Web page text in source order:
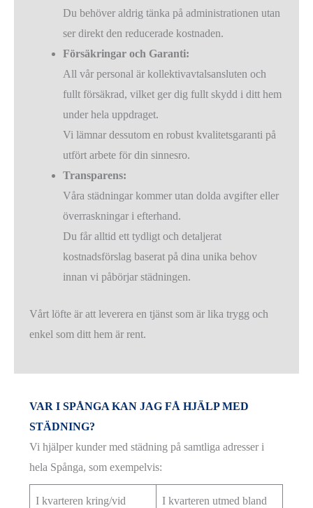
Du behöver aldrig tänka på administrationen utan
ser direkt den reducerade kostnaden.
Försäkringar och Garanti:
All vår personal är kollektivavtalsansluten och
fullt försäkrad, vilket ger dig fullt skydd i ditt hem
under hela uppdraget.
Vi lämnar dessutom en robust kvalitetsgaranti på
utfört arbete för din sinnesro.
Transparens:
Våra städningar kommer utan dolda avgifter eller
överraskningar i efterhand.
Du får alltid ett tydligt och detaljerat
kostnadsförslag baserat på dina unika behov
innan vi påbörjar städningen.
Vårt löfte är att leverera en tjänst som är lika trygg och
enkel som ditt hem är rent.
VAR I SPÅNGA KAN JAG FÅ HJÄLP MED
STÄDNING?
Vi hjälper kunder med städning på samtliga adresser i
hela Spånga, som exempelvis:
I kvarteren kring/vid
I kvarteren utmed bland